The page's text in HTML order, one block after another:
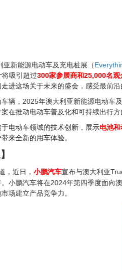
亚新能源电动车及充电桩展（
吸引超过300家参展商和25,000名观
进这场关于未来的盛会，感受最前沿
辆，2025年澳大利亚新能源电动车
在推动电动车普及化和可持续出行
电动车领域的技术创新，展示电池和
来全新的用车体验。
，近日， 小鹏汽车宣布与澳大利亚
小鹏汽车将在2024年第四季度面向
场建立产品竞争力。